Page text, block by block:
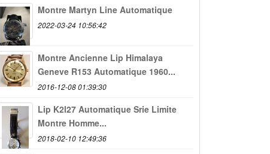
Montre Martyn Line Automatique
2022-03-24 10:56:42
Montre Ancienne Lip Himalaya
Geneve R153 Automatique 1960...
2016-12-08 01:39:30
Lip K2l27 Automatique Srie Limite
Montre Homme...
2018-02-10 12:49:36